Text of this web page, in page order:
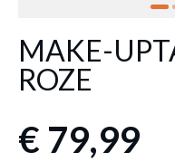
MAKE-
ROZE
€ 79,99